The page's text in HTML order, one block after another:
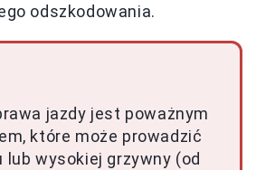
odszkodowania.
jazdy jest poważnym
które może prowadzić
lub wysokiej grzywny (od